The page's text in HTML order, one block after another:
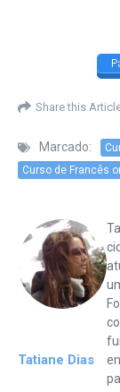
Share this
Marcado:
Curso de Francês
Tatiane Dias